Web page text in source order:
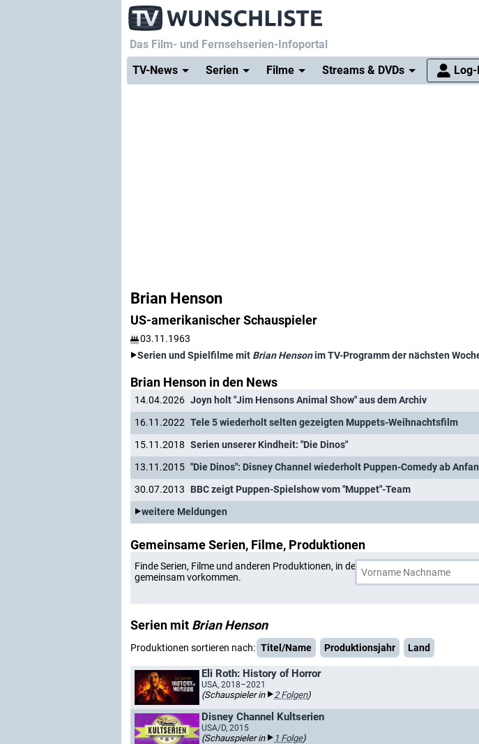
Das Film- und Fernsehserien-Infoportal
TV-News
Serien Filme Streams & DVDs
Brian Henson
US-amerikanischer Schauspieler
03.11.1963
Serien und Spielfilme mit Brian Hensonim TV-Programm der nächsten
Brian Henson in den News
14.04.2026 Joyn holt "Jim Hensons Animal Show" aus dem Archiv
16.11.2022 Tele 5 wiederholt selten gezeigten Muppets-Weihnachtsfilm
15.11.2018 Serien unserer Kindheit: "Die Dinos"
13.11.2015 "Die Dinos": Disney Channel wiederholt Puppen-Comedy ab
30.07.2013
BBC zeigt Puppen-Spielshow vom "Muppet"-Team
weitere Meldungen
Gemeinsame Serien, Filme, Produktionen
Finde Serien, Filme und anderen Produktionen, in denen Brian Henson
gemeinsam vorkommen.
Serien mit Brian Henson
Produktionen sortieren nach: Titel/Name Produktionsjahr Land
Eli Roth: History of Horror
USA, 2018–2021
(Schauspieler in 2 Folgen)
Disney Channel Kultserien
USA/D, 2015
(Schauspieler in 1 Folge)